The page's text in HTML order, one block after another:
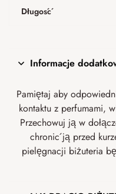
Długość
Informacje
Pamiętaj aby
kontaktu z perfumami,
Przechowuj ją w
chronić ją przed
pielęgnacji biżuteria